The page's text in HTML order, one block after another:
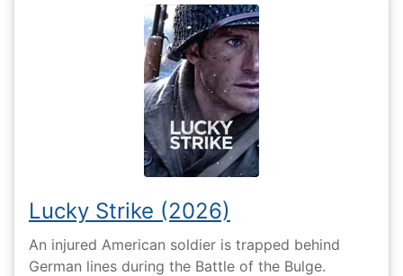
Lucky Strike (2026)
An injured American soldier is trapped behind
German lines during the Battle of the Bulge.